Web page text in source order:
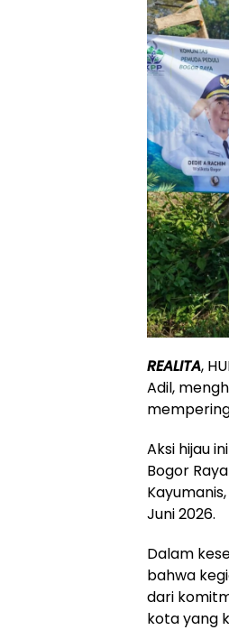
REALITA,
Adil,
Aksi hijau
Bogor
Juni 2026.
Dalam
bahwa
dari
kota yang